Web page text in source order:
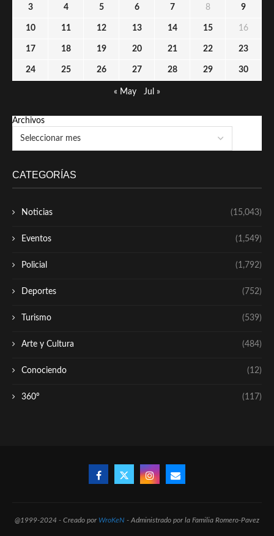
3 4 5 6 7 8 9
10 11 12 13 14 15 16
17 18 19 20 21 22 23
24 25 26 27 28 29 30
« May Jul »
Archivos
CATEGORÍAS
Noticias (15,043)
Eventos (1,549)
Policial (1,792)
Deportes (752)
Turismo (539)
Arte y Cultura (484)
Conociendo (12)
360º (117)
@1999-2024 - Creado por WroKeN - Administrado por la Familia Romero-Pavez